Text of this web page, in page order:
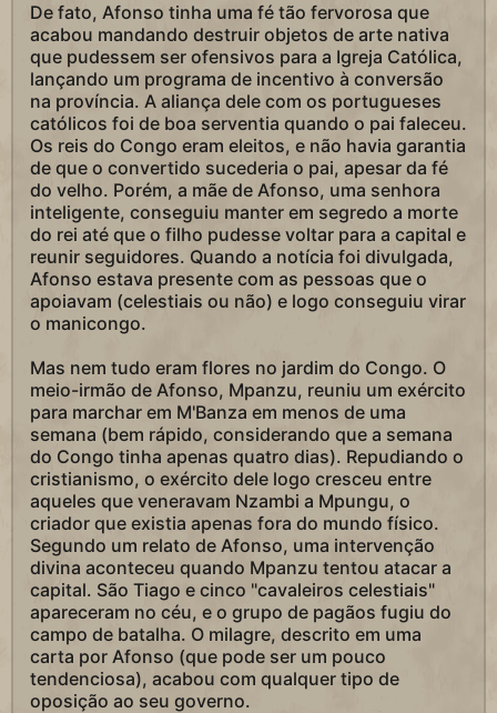
De fato, Afonso tinha uma fé tão fervorosa que
acabou mandando destruir objetos de arte nativa
que pudessem ser ofensivos para a Igreja Católica,
lançando um programa de incentivo à conversão
na província. A aliança dele com os portugueses
católicos foi de boa serventia quando o pai faleceu.
Os reis do Congo eram eleitos, e não havia garantia
de que o convertido sucederia o pai, apesar da fé
do velho. Porém, a mãe de Afonso, uma senhora
inteligente, conseguiu manter em segredo a morte
do rei até que o filho pudesse voltar para a capital e
reunir seguidores. Quando a notícia foi divulgada,
Afonso estava presente com as pessoas que o
apoiavam (celestiais ou não) e logo conseguiu virar
o manicongo.
Mas nem tudo eram flores no jardim do Congo. O
meio-irmão de Afonso, Mpanzu, reuniu um exército
para marchar em M'Banza em menos de uma
semana (bem rápido, considerando que a semana
do Congo tinha apenas quatro dias). Repudiando o
cristianismo, o exército dele logo cresceu entre
aqueles que veneravam Nzambi a Mpungu, o
criador que existia apenas fora do mundo físico.
Segundo um relato de Afonso, uma intervenção
divina aconteceu quando Mpanzu tentou atacar a
capital. São Tiago e cinco "cavaleiros celestiais"
apareceram no céu, e o grupo de pagãos fugiu do
campo de batalha. O milagre, descrito em uma
carta por Afonso (que pode ser um pouco
tendenciosa), acabou com qualquer tipo de
oposição ao seu governo.